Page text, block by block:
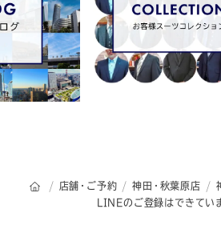
オーダースーツSADAのトップページ
店舗・ご予約 神田・秋葉原店
LINEのご登録はできてい